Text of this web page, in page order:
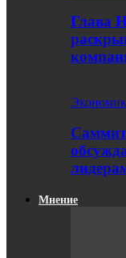
Глава
Мнение